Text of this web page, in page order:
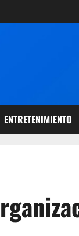
ENTRETENIMIENTO